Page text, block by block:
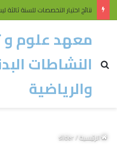
نتائج اختيار التخصصات للسنة ثالثة ليسانس
معهد علوم و
النشاطات
والرياضية
الرئيسية/
slider